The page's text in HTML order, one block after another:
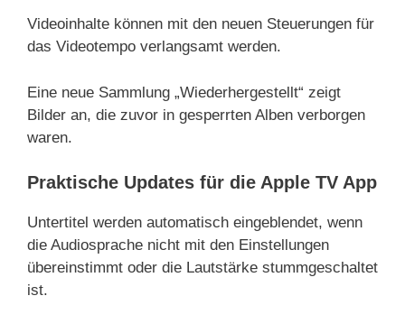
Videoinhalte können mit den neuen Steuerungen für
das Videotempo verlangsamt werden.
Eine neue Sammlung „Wiederhergestellt“ zeigt
Bilder an, die zuvor in gesperrten Alben verborgen
waren.
Praktische Updates für die Apple TV App
Untertitel werden automatisch eingeblendet, wenn
die Audiosprache nicht mit den Einstellungen
übereinstimmt oder die Lautstärke stummgeschaltet
ist.